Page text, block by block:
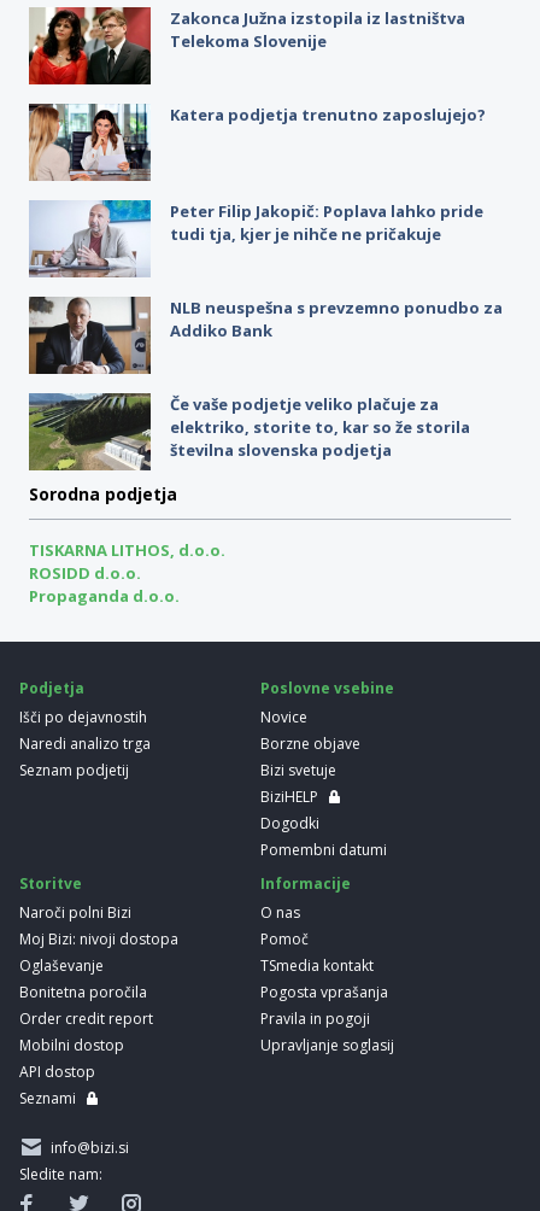
Zakonca Južna izstopila iz lastništva
Telekoma Slovenije
Katera podjetja trenutno zaposlujejo?
Peter Filip Jakopič: Poplava lahko pride
tudi tja, kjer je nihče ne pričakuje
NLB neuspešna s prevzemno ponudbo za
Addiko Bank
Če vaše podjetje veliko plačuje za
elektriko, storite to, kar so že storila
številna slovenska podjetja
Sorodna podjetja
TISKARNA LITHOS, d.o.o.
ROSIDD d.o.o.
Propaganda d.o.o.
Podjetja
Išči po dejavnostih
Naredi analizo trga
Seznam podjetij
Poslovne vsebine
Novice
Borzne objave
Bizi svetuje
BiziHELP
Dogodki
Pomembni datumi
Storitve
Naroči polni Bizi
Moj Bizi: nivoji dostopa
Oglaševanje
Bonitetna poročila
Order credit report
Mobilni dostop
API dostop
Seznami
Informacije
O nas
Pomoč
TSmedia kontakt
Pogosta vprašanja
Pravila in pogoji
Upravljanje soglasij
info@bizi.si
Sledite nam: